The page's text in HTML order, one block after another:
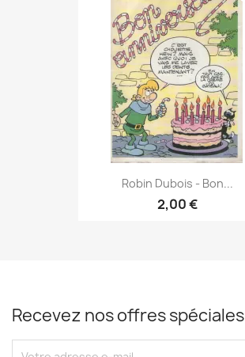
Robin Dubois - Bon...
2,00 €
Recevez nos offres spéciales